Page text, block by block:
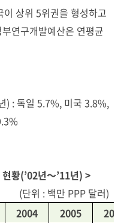
상위 5위권을 형성하고
연구개발예산은 연평균
) : 독일 5.7%, 미국 3.8%,
황(’02년～’11년) >
(단위 : 백만 PPP 달러)
2004 2005
2006